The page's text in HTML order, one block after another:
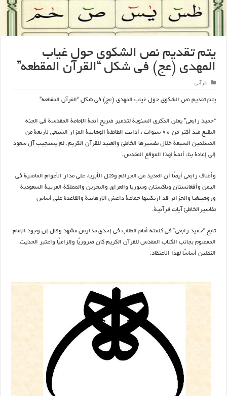
يتم تقديم نص الشكوى حول غياب
المهدی (عج) في شكل “القرآن المقطعه”
قرآنی
يتم تقديم نص الشكوى حول غياب المهدی (عج) في شكل “القرآن المقطعه”
“حميد رابعی” يعلن الذكرى السنوية لتدمير ضريح أئمة الإمامة المقدسة فی الجنه
البقیع منذ أكثر من ٩٠ سنوات ، أدانت الطائفة الوهابية المزار الشيعي لأربعة من
المسلمين الشيعة خلال تفسيرها الخاطئ والعنيد للقرآن الكريم. لم يستجيب آل سعود
إلى إعادة بناء أئمة لهذا الموقع المقدس.
وأضاف رابعی أيضًا أن العديد من الجرائم وقتل الأبرياء على مدار الأعوام الماضية في
اليمن وأفغانستان وباكستان وسوريا والعراق والبحرين والمملكة العربية السعودية
وروهينغيا والجزائر قد ارتكبتها جماعة داعش الإرهابية والقاعدة على أساس
تفاسیرالخاطئ آيات قرآنية.
تابع “حميد رابعی” في كلمته أمام الطلاب في إحدى مدارس مشهد وقال إن وجود الإمام
المعصوم بجانب الكتاب المقدس للقرآن الكريم كان ضروريًا وإلزاميًا واعتبر الحديث
الثقلین أساسًا لهذا الاعتقاد.